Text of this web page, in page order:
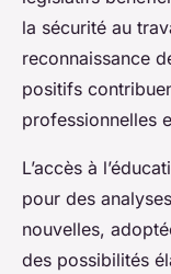
la sécurité au
reconnaissance
positifs
professionnelles
L’accès à
pour des
nouvelles,
des possibilités